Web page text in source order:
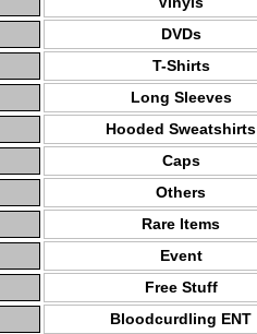
DVDs
T-Shirts
Long Sleeves
Hooded Sweatshirts
Caps
Others
Rare Items
Event
Free Stuff
Bloodcurdling ENT